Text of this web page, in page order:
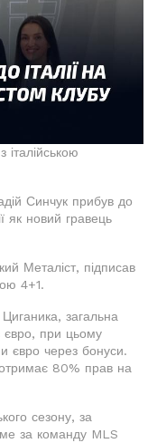
італійською
Синчук прибув до
як новий гравець
Металіст, підписав
4+1.
загальна
євро, при цьому
євро через бонуси.
80% прав на
сезону, за
за команду MLS